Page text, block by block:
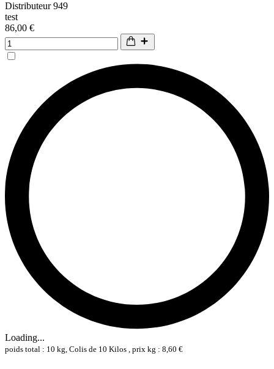
Distributeur 949
test
86,00 €
Loading...
poids total : 10 kg, Colis de 10 Kilos , prix kg : 8,60 €